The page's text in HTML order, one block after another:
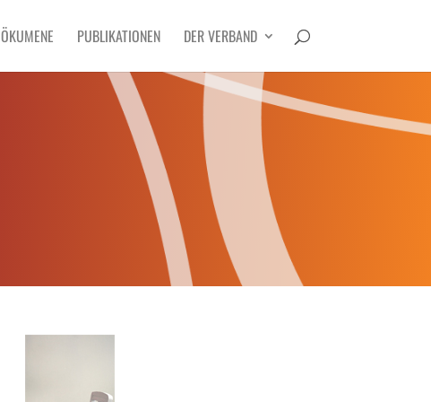
ÖKUMENE PUBLIKATIONEN DER VERBAND